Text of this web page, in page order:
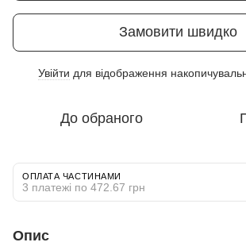
Замовити швидко
Увійти для відображення
До обраного
ОПЛАТА ЧАСТИНАМИ
3 платежі по 472.67 грн
Опис